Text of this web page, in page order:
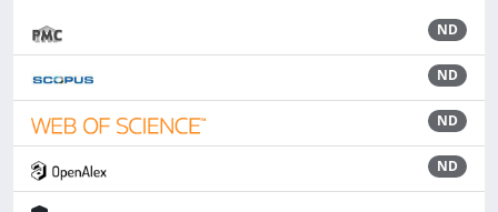
ND
ND
ND
ND